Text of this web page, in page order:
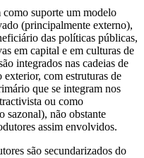
suporte um modelo
(principalmente externo),
das políticas públicas,
em capital e em culturas de
integrados nas cadeias de
com estruturas de
que se integram nos
ou como
sazonal), não obstante
assim envolvidos.
são secundarizados do